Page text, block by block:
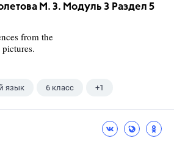
М. З. Модуль 3 Раздел 5
from the
язык 6 класс +1